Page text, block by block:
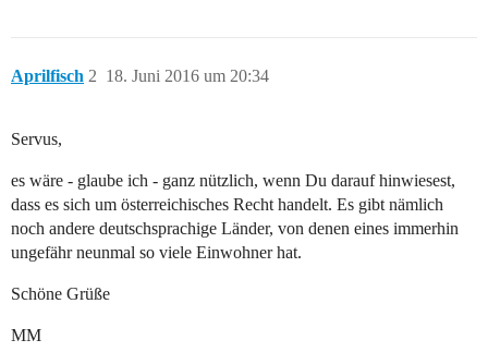
Aprilfisch 18. Juni 2016 um 20:34
2
Servus,
es wäre - glaube ich - ganz nützlich, wenn Du darauf hinwiesest,
dass es sich um österreichisches Recht handelt. Es gibt nämlich
noch andere deutschsprachige Länder, von denen eines immerhin
ungefähr neunmal so viele Einwohner hat.
Schöne Grüße
MM